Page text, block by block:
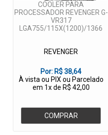
COOLER PARA
PROCESSADOR REVENGER G-
VR317
LGA755/115X(1200)/1366
REVENGER
Por: R$ 38,64
À vista ou PIX ou Parcelado
em 1x de R$ 42,00
COMPRAR